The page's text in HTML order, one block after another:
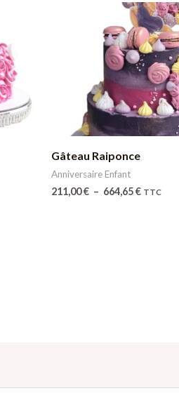
Gâteau Raiponce
Anniversaire Enfant
211,00€ – 664,65€
Plage
de
prix :
211,00 €
à
664,65 €
TTC